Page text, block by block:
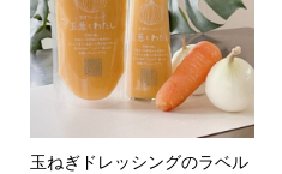
玉ねぎドレッシングのラベル